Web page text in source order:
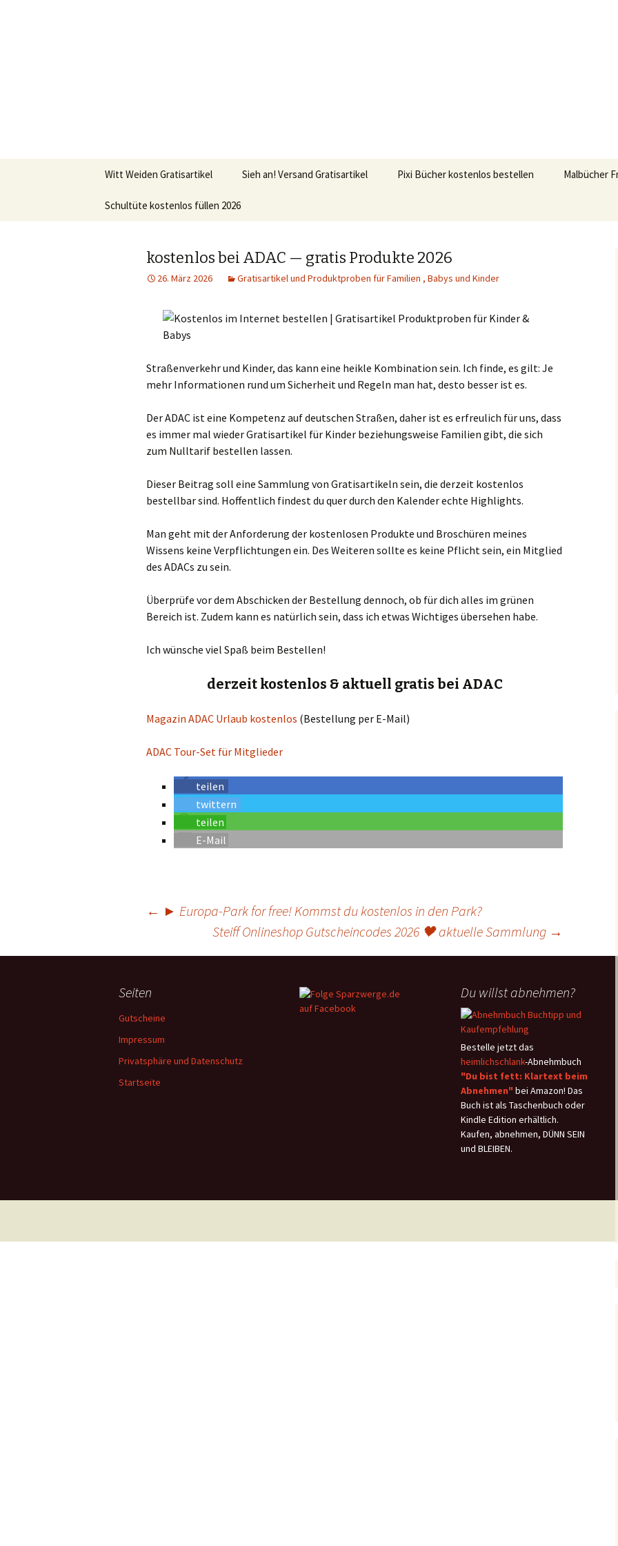
Springe
Inhalt
Witt Weiden Gratisartikel Sieh an! Versand Gratisartikel Pixi Bücher kostenlos bestellen Malbücher
Schultüte kostenlos füllen 2026
kostenlos bei ADAC — gratis Produkte 2026
26. März 2026 Gratisartikel und Produktproben für Familien , Babys und Kinder
Straßenverkehr und Kinder, das kann eine heikle Kombination sein. Ich finde, es gilt: Je
mehr Informationen rund um Sicherheit und Regeln man hat, desto besser ist es.
Der ADAC ist eine Kompetenz auf deutschen Straßen, daher ist es erfreulich für uns, dass
es immer mal wieder Gratisartikel für Kinder beziehungsweise Familien gibt, die sich
zum Nulltarif bestellen lassen.
Dieser Beitrag soll eine Sammlung von Gratisartikeln sein, die derzeit kostenlos
bestellbar sind. Hoffentlich findest du quer durch den Kalender echte Highlights.
Man geht mit der Anforderung der kostenlosen Produkte und Broschüren meines
Wissens keine Verpflichtungen ein. Des Weiteren sollte es keine Pflicht sein, ein Mitglied
des ADACs zu sein.
Überprüfe vor dem Abschicken der Bestellung dennoch, ob für dich alles im grünen
Bereich ist. Zudem kann es natürlich sein, dass ich etwas Wichtiges übersehen habe.
Ich wünsche viel Spaß beim Bestellen!
derzeit kostenlos & aktuell gratis bei ADAC
Magazin ADAC Urlaub kostenlos (Bestellung per E-Mail)
ADAC Tour-Set für Mitglieder
teilen
twittern
teilen
E-Mail
Navigation
← ► Europa-Park for free! Kommst du kostenlos in den Park?
Steiff Onlineshop Gutscheincodes 2026 🖤 aktuelle Sammlung →
Seiten
Gutscheine
Impressum
Privatsphäre und Datenschutz
Startseite
Du willst abnehmen?
Bestelle jetzt das
heimlichschlank-Abnehmbuch
"Du bist fett: Klartext beim
Abnehmen" bei Amazon! Das
Buch ist als Taschenbuch oder
Kindle Edition erhältlich.
Kaufen, abnehmen, DÜNN SEIN
und BLEIBEN.